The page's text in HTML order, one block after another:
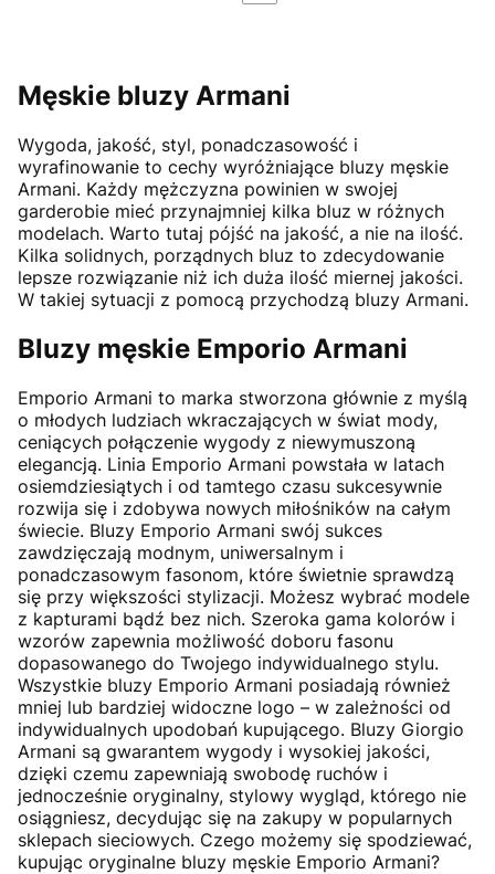
Męskie bluzy Armani
Wygoda, jakość, styl, ponadczasowość i
wyrafinowanie to cechy wyróżniające bluzy męskie
Armani. Każdy mężczyzna powinien w swojej
garderobie mieć przynajmniej kilka bluz w różnych
modelach. Warto tutaj pójść na jakość, a nie na ilość.
Kilka solidnych, porządnych bluz to zdecydowanie
lepsze rozwiązanie niż ich duża ilość miernej jakości.
W takiej sytuacji z pomocą przychodzą bluzy Armani.
Bluzy męskie Emporio Armani
Emporio Armani to marka stworzona głównie z myślą
o młodych ludziach wkraczających w świat mody,
ceniących połączenie wygody z niewymuszoną
elegancją. Linia Emporio Armani powstała w latach
osiemdziesiątych i od tamtego czasu sukcesywnie
rozwija się i zdobywa nowych miłośników na całym
świecie. Bluzy Emporio Armani swój sukces
zawdzięczają modnym, uniwersalnym i
ponadczasowym fasonom, które świetnie sprawdzą
się przy większości stylizacji. Możesz wybrać modele
z kapturami bądź bez nich. Szeroka gama kolorów i
wzorów zapewnia możliwość doboru fasonu
dopasowanego do Twojego indywidualnego stylu.
Wszystkie bluzy Emporio Armani posiadają również
mniej lub bardziej widoczne logo – w zależności od
indywidualnych upodobań kupującego. Bluzy Giorgio
Armani są gwarantem wygody i wysokiej jakości,
dzięki czemu zapewniają swobodę ruchów i
jednocześnie oryginalny, stylowy wygląd, którego nie
osiągniesz, decydując się na zakupy w popularnych
sklepach sieciowych. Czego możemy się spodziewać,
kupując oryginalne bluzy męskie Emporio Armani?